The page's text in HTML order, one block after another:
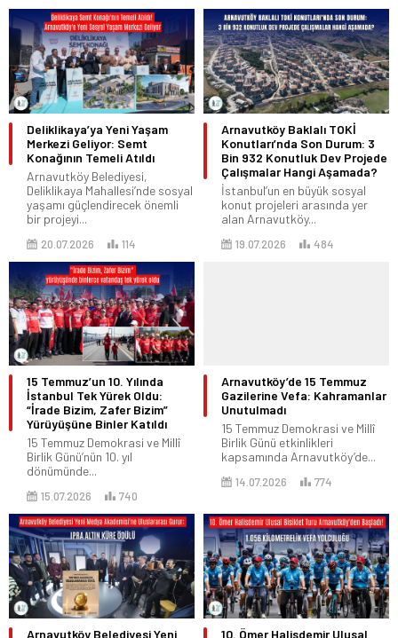
Deliklikaya’ya Yeni Yaşam
Merkezi Geliyor: Semt
Konağının Temeli Atıldı
Arnavutköy Belediyesi,
Deliklikaya Mahallesi’nde sosyal
yaşamı güçlendirecek önemli
bir projeyi...
20.07.2026 114
Arnavutköy Baklalı TOKİ
Konutları’nda Son Durum: 3
Bin 932 Konutluk Dev Projede
Çalışmalar Hangi Aşamada?
İstanbul’un en büyük sosyal
konut projeleri arasında yer
alan Arnavutköy...
19.07.2026 484
15 Temmuz’un 10. Yılında
İstanbul Tek Yürek Oldu:
“İrade Bizim, Zafer Bizim”
Yürüyüşüne Binler Katıldı
15 Temmuz Demokrasi ve Millî
Birlik Günü’nün 10. yıl
dönümünde...
15.07.2026 740
Arnavutköy’de 15 Temmuz
Gazilerine Vefa: Kahramanlar
Unutulmadı
15 Temmuz Demokrasi ve Millî
Birlik Günü etkinlikleri
kapsamında Arnavutköy’de...
14.07.2026 774
Arnavutköy Belediyesi Yeni
10. Ömer Halisdemir Ulusal